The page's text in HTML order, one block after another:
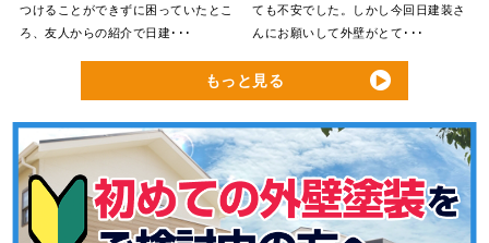
つけることができずに困っていたとこ
ろ、友人からの紹介で日建･･･
ても不安でした。しかし今回日建装さ
んにお願いして外壁がとて･･･
もっと見る